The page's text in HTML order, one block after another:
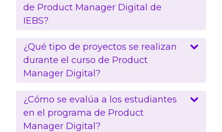
de Product Manager Digital de
IEBS?
¿Qué tipo de proyectos se realizan
durante el curso de Product
Manager Digital?
¿Cómo se evalúa a los estudiantes
en el programa de Product
Manager Digital?